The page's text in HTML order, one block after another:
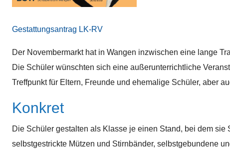
Gestattungsantrag LK-RV
Der Novembermarkt hat in Wangen inzwischen eine lange
Die Schüler wünschten sich eine außerunterrichtliche
Treffpunkt für Eltern, Freunde und ehemalige Schüler, aber
Konkret
Die Schüler gestalten als Klasse je einen Stand, bei dem
selbstgestrickte Mützen und Stirnbänder, selbstgebundene